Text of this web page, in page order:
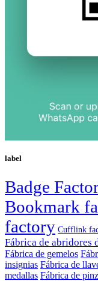
label
Badge
Bookmark
factory Cufflink
Fábrica de abridores
Fábrica de gemelos
insignias Fábrica de
medallas Fábrica de